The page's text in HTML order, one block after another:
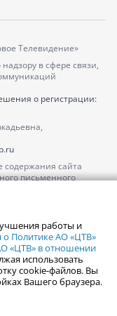
Телевидение»
в сфере связи,
о регистрации:
сайта
письменного
по тел.
«Афиша»
сайта
данных
работы и
Политике АО «ЦТВ»
«ЦТВ» в отношении
использовать
cookie-файлов. Вы
Вашего браузера.